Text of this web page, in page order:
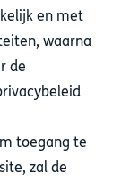
en met
waarna
de
toegang te
zal de